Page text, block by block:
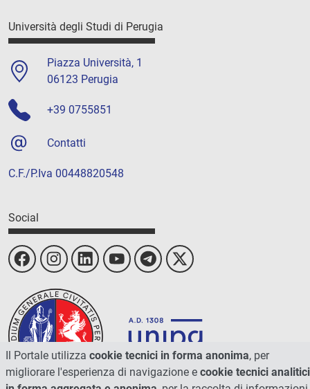
Università degli Studi di Perugia
Piazza Università, 1
06123 Perugia
+39 0755851
Contatti
C.F./P.Iva 00448820548
Social
Il Portale utilizza cookie tecnici in forma anonima, per
migliorare l'esperienza di navigazione e cookie tecnici analitici